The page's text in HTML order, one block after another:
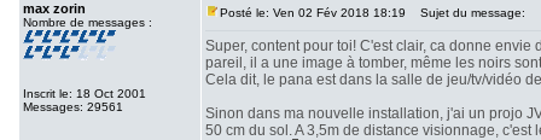
max zorin
Nombre de messages :
Inscrit le: 18 Oct 2001
Messages: 29561
Posté le: Ven 02 Fév 2018 18:19 Sujet du message:
Super, content pour toi! C'est clair, ca donne
pareil, il a une image à tomber, même les noirs
Cela dit, le pana est dans la salle de jeu/tv/vidéo
Sinon dans ma nouvelle installation, j'ai un projo
50 cm du sol. A 3,5m de distance visionnage,